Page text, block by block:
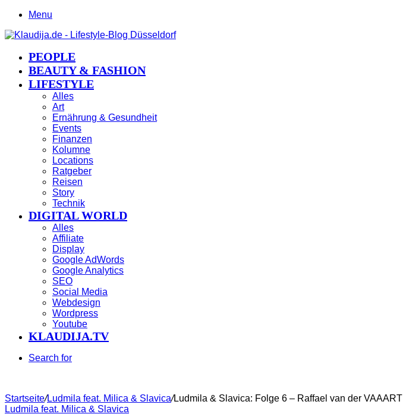
Menu
PEOPLE
BEAUTY & FASHION
LIFESTYLE
Alles
Art
Ernährung & Gesundheit
Events
Finanzen
Kolumne
Locations
Ratgeber
Reisen
Story
Technik
DIGITAL WORLD
Alles
Affiliate
Display
Google AdWords
Google Analytics
SEO
Social Media
Webdesign
Wordpress
Youtube
KLAUDIJA.TV
Search for
Startseite/Ludmila feat. Milica & Slavica/Ludmila & Slavica: Folge 6 – Raffael van der VAAART
Ludmila feat. Milica & Slavica